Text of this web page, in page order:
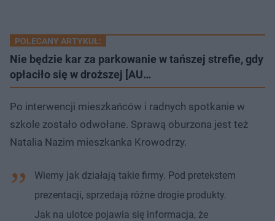
POLECANY ARTYKUŁ:
Nie będzie kar za parkowanie w tańszej strefie, gdy
opłaciło się w droższej [AU…
Po interwencji mieszkańców i radnych spotkanie w
szkole zostało odwołane. Sprawą oburzona jest też
Natalia Nazim mieszkanka Krowodrzy.
Wiemy jak działają takie firmy. Pod pretekstem
prezentacji, sprzedają różne drogie produkty.
Jak na ulotce pojawia się informacja, że